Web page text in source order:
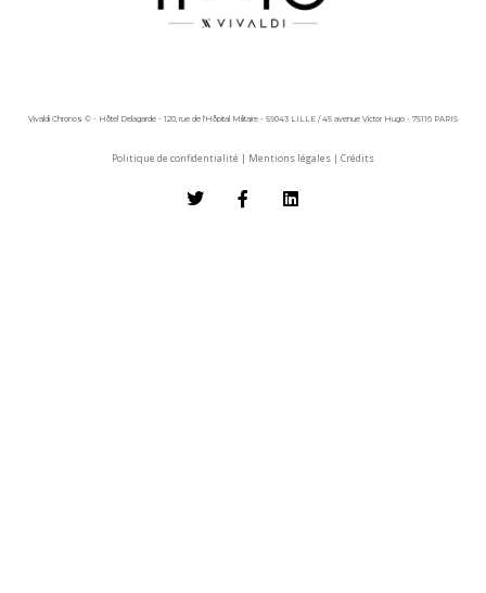
Vivaldi Chronos © - Hôtel Delagarde - 120, rue de l'Hôpital Militaire - 59043 LILLE / 45 avenue Victor Hugo - 75116 PARIS
Politique de confidentialité | Mentions légales | Crédits